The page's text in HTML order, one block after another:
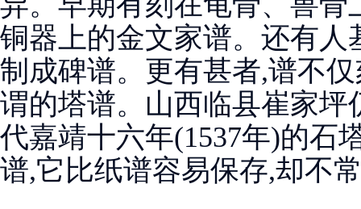
铜器上的金文家谱。还有人
制成碑谱。更有甚者,谱不
谓的塔谱。山西临县崔家
代嘉靖十六年(1537年)的石
谱,它比纸谱容易保存,却不